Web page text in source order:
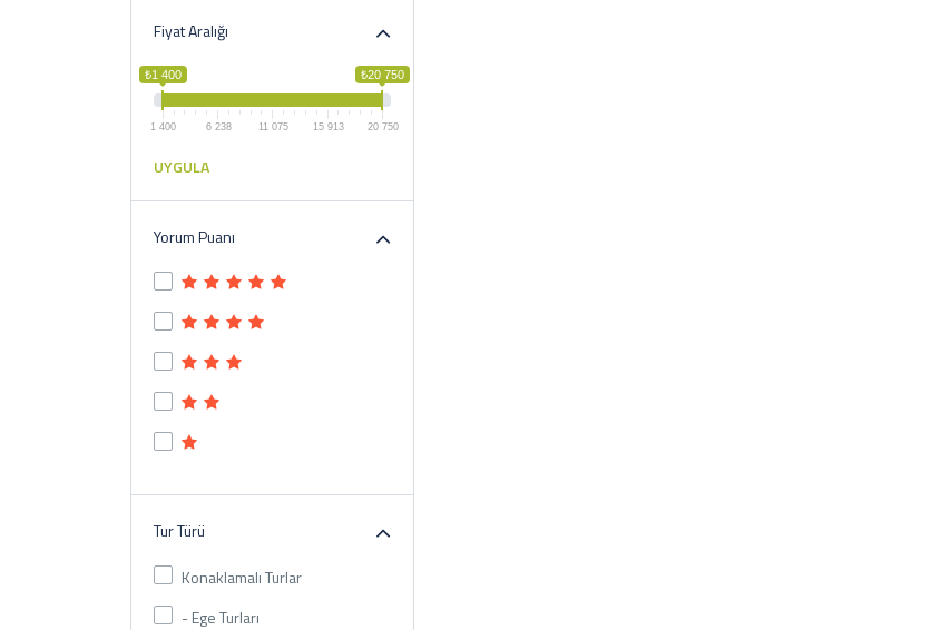
Fiyat Aralığı
₺1 400 ₺20 750
1 400 6 238 11 075 15 913 20 750
UYGULA
Yorum Puanı
Tur Türü
Konaklamalı Turlar
- Ege Turları